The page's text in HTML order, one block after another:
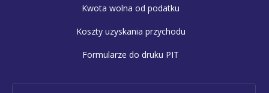
Kwota wolna od podatku
Koszty uzyskania przychodu
Formularze do druku PIT